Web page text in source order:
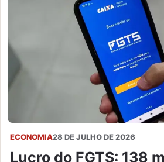
ECONOMIA28 DE JULHO DE 2026
Lucro do FGTS: 138